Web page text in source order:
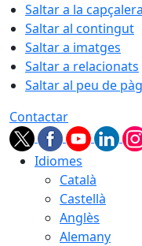
Saltar a la capçalera
Saltar al contingut
Saltar a imatges
Saltar a relacionats
Saltar al peu de
Contactar
Idiomes
Català
Castellà
Anglès
Alemany